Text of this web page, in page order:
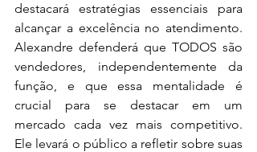
destacará estratégias essenciais para
alcançar a excelência no atendimento.
Alexandre defenderá que TODOS são
vendedores, independentemente da
função, e que essa mentalidade é
crucial para se destacar em um
mercado cada vez mais competitivo.
Ele levará o público a refletir sobre suas